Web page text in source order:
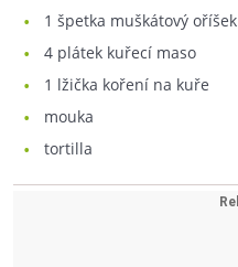
1 špetka muškátový oříšek
4 plátek kuřecí maso
1 lžička koření na kuře
mouka
tortilla